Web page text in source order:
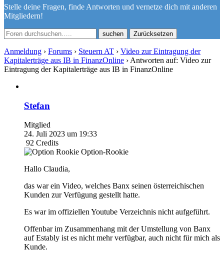
Stelle deine Fragen, finde Antworten und vernetze dich mit anderen
Mitgliedern!
Zurücksetzen
Anmeldung › Forums › Steuern AT › Video zur Eintragung der
Kapitalerträge aus IB in FinanzOnline › Antworten auf: Video zur
Eintragung der Kapitalerträge aus IB in FinanzOnline
Stefan
Mitglied
24. Juli 2023 um 19:33
92 Credits
Option-Rookie
Hallo Claudia,
das war ein Video, welches Banx seinen österreichischen
Kunden zur Verfügung gestellt hatte.
Es war im offiziellen Youtube Verzeichnis nicht aufgeführt.
Offenbar im Zusammenhang mit der Umstellung von Banx
auf Estably ist es nicht mehr verfügbar, auch nicht für mich als
Kunde.